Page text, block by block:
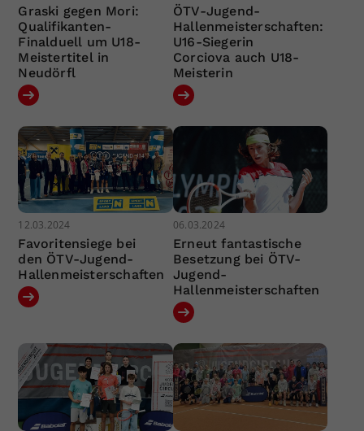
Graski gegen Mori:
Qualifikanten-
Finalduell um U18-
Meistertitel in
Neudörfl
ÖTV-Jugend-
Hallenmeisterschaften:
U16-Siegerin
Corciova auch U18-
Meisterin
12.03.2024
Favoritensiege bei
den ÖTV-Jugend-
Hallenmeisterschaften
06.03.2024
Erneut fantastische
Besetzung bei ÖTV-
Jugend-
Hallenmeisterschaften